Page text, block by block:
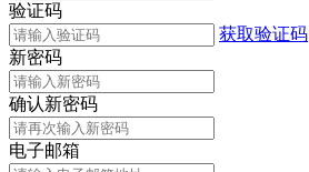
验证码
获取验证码
新密码
确认新密码
电子邮箱